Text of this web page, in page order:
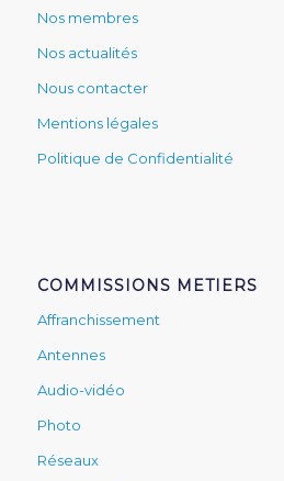
Nos membres
Nos actualités
Nous contacter
Mentions légales
Politique de Confidentialité
COMMISSIONS METIERS
Affranchissement
Antennes
Audio-vidéo
Photo
Réseaux